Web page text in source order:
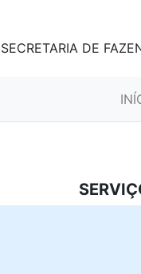
SECRETARIA DE